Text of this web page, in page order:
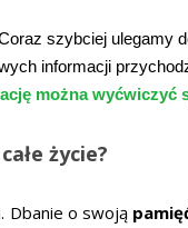
szybciej ulegamy
informacji
można wyćwiczyć
życie?
Dbanie o swoją